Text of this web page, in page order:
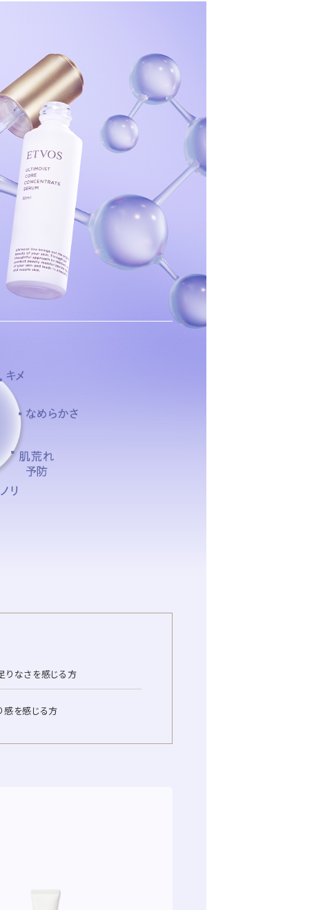
りなさを感じる方
感を感じる方